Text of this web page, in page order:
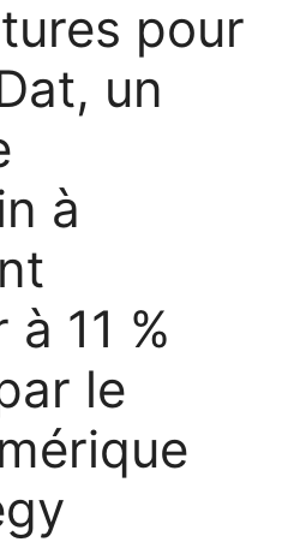
pour
un
à
11 %
le